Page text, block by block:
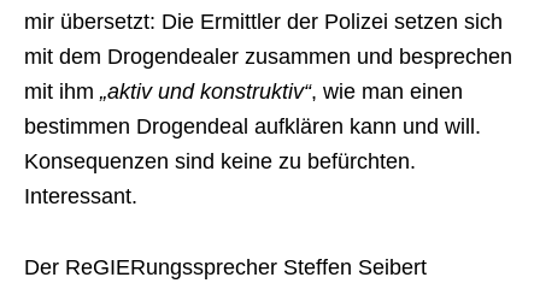
mir übersetzt: Die Ermittler der Polizei setzen sich
mit dem Drogendealer zusammen und besprechen
mit ihm „aktiv und konstruktiv“, wie man einen
bestimmen Drogendeal aufklären kann und will.
Konsequenzen sind keine zu befürchten.
Interessant.
Der ReGIERungssprecher Steffen Seibert